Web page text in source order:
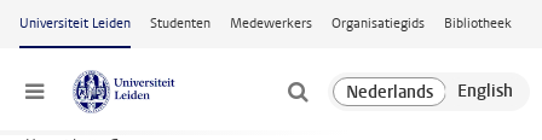
Ga naar hoofdinhoud
Universiteit Leiden Studenten Medewerkers Organisatiegids Bibliotheek
Menu